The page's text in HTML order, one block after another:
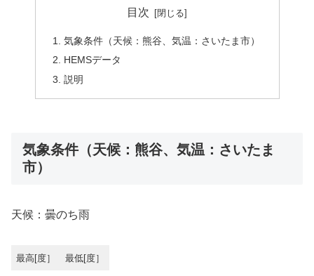
目次
気象条件（天候：熊谷、気温：さいたま市）
HEMSデータ
説明
気象条件（天候：熊谷、気温：さいたま
市）
天候：曇のち雨
最高[度］ 最低[度］